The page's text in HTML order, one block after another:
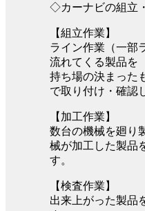
◇カーナビの組立
【組立作業】
ライン作業（一部
流れてくる製品を
持ち場の決まった
で取り付け・確認
【加工作業】
数台の機械を廻り
械が加工した製品
す。
【検査作業】
出来上がった製品